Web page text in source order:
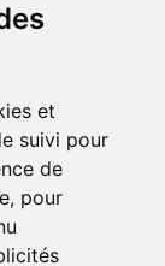
et
suivi pour
de
pour